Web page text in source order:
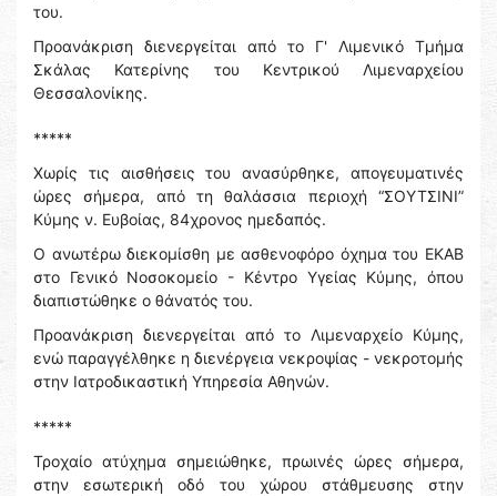
του.
Προανάκριση διενεργείται από το Γ' Λιμενικό Τμήμα
Σκάλας Κατερίνης του Κεντρικού Λιμεναρχείου
Θεσσαλονίκης.
*****
Χωρίς τις αισθήσεις του ανασύρθηκε, απογευματινές
ώρες σήμερα, από τη θαλάσσια περιοχή “ΣΟΥΤΣΙΝΙ”
Κύμης ν. Ευβοίας, 84χρονος ημεδαπός.
Ο ανωτέρω διεκομίσθη με ασθενοφόρο όχημα του ΕΚΑΒ
στο Γενικό Νοσοκομείο - Κέντρο Υγείας Κύμης, όπου
διαπιστώθηκε ο θάνατός του.
Προανάκριση διενεργείται από το Λιμεναρχείο Κύμης,
ενώ παραγγέλθηκε η διενέργεια νεκροψίας - νεκροτομής
στην Ιατροδικαστική Υπηρεσία Αθηνών.
*****
Τροχαίο ατύχημα σημειώθηκε, πρωινές ώρες σήμερα,
στην εσωτερική οδό του χώρου στάθμευσης στην